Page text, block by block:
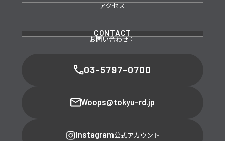
お問い合わせ：
03-5797-0700
Woops@tokyu-rd.jp
Instagram公式アカウント
アクセス
CONTACT